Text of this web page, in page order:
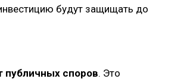
будут защищать до
публичных споров. Это